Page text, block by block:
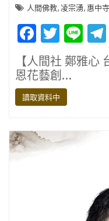
人間佛教, 凌宗湧, 惠中寺
F
ac
e
b
o
o
k
T
w
it
te
r
Li
n
e
【人間社 鄭雅
恩花藝創…
讀取資料中